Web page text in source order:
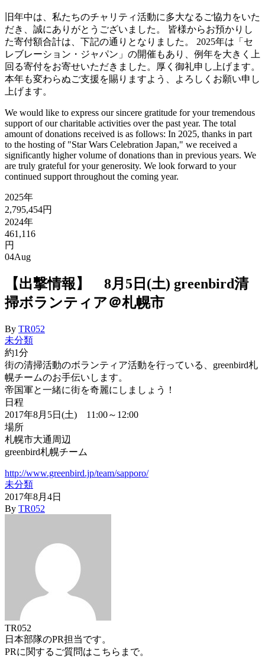
旧年中は、私たちのチャリティ活動に多大なるご協力をいた
だき、誠にありがとうございました。 皆様からお預かりし
た寄付額合計は、下記の通りとなりました。 2025年は「セ
レブレーション・ジャパン」の開催もあり、例年を大きく上
回る寄付をお寄せいただきました。厚く御礼申し上げます。
本年も変わらぬご支援を賜りますよう、よろしくお願い申し
上げます。
We would like to express our sincere gratitude for your tremendous
support of our charitable activities over the past year. The total
amount of donations received is as follows: In 2025, thanks in part
to the hosting of "Star Wars Celebration Japan," we received a
significantly higher volume of donations than in previous years. We
are truly grateful for your generosity. We look forward to your
continued support throughout the coming year.
2025年
2,795,454円
2024年
461,116
円
04Aug
【出撃情報】 8月5日(土) greenbird清
掃ボランティア＠札幌市
By TR052
未分類
約1分
街の清掃活動のボランティア活動を行っている、greenbird札
幌チームのお手伝いします。
帝国軍と一緒に街を奇麗にしましょう！
日程
2017年8月5日(土) 11:00～12:00
場所
札幌市大通周辺
greenbird札幌チーム
http://www.greenbird.jp/team/sapporo/
未分類
2017年8月4日
By TR052
TR052
日本部隊のPR担当です。
PRに関するご質問はこちらまで。